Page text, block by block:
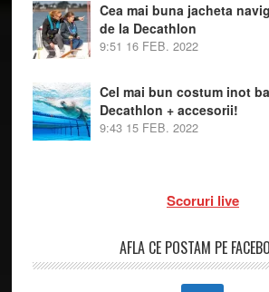
Cea mai buna jacheta
de la Decathlon
9:51 16 FEB. 2022
Cel mai bun costum inot
Decathlon + accesorii!
9:43 15 FEB. 2022
Scoruri live
AFLA CE POSTAM PE